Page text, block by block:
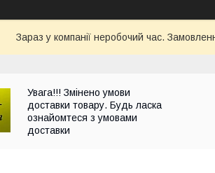
Зараз у компанії неробочий час.
Увага!!! Змінено умови
доставки товару. Будь ласка
ознайомтеся з умовами
доставки